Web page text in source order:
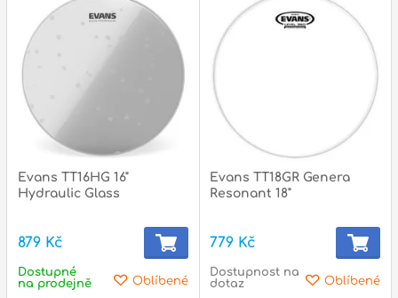
Evans TT16HG 16"
Hydraulic Glass
879 Kč
Oblíbené
Dostupné
na prodejně
Evans TT18GR Genera
Resonant 18"
779 Kč
Oblíbené
Dostupnost na
dotaz